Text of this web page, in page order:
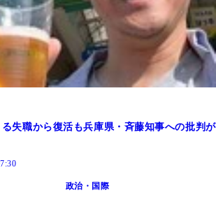
失職から復活も兵庫県・斉藤知事への批判が
政治・国際